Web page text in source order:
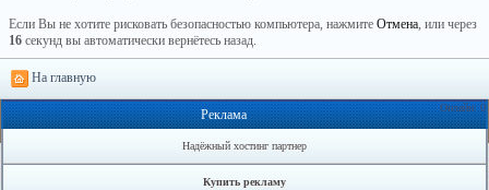
Если Вы не хотите рисковать безопасностью компьютера, нажмите Отмена, или через
16 секунд вы автоматически вернётесь назад.
На главную
Онлайн: 0
Реклама
Надёжный хостинг партнер
Купить рекламу